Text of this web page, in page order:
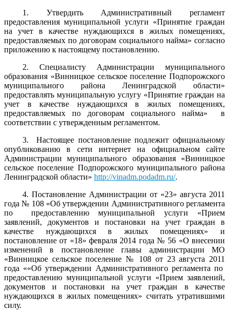
1. Утвердить Административный регламент
предоставления муниципальной услуги «Принятие граждан
на учет в качестве нуждающихся в жилых помещениях,
предоставляемых по договорам социального найма» согласно
приложению к настоящему постановлению.
2. Специалисту Администрации муниципального
образования «Винницкое сельское поселение Подпорожского
муниципального района Ленинградской области»
предоставлять муниципальную услугу «Принятие граждан на
учет в качестве нуждающихся в жилых помещениях,
предоставляемых по договорам социального найма» в
соответствии с утвержденным регламентом.
3. Настоящее постановление подлежит официальному
опубликованию в сети интернет на официальном сайте
Администрации муниципального образования «Винницкое
сельское поселение Подпорожского муниципального района
Ленинградской области» http://vinadm.podadm.ru/.
4. Постановление Администрации от «23» августа 2011
года № 108 «Об утверждении Административного регламента
по предоставлению муниципальной услуги «Прием
заявлений, документов и постановки на учет граждан в
качестве нуждающихся в жилых помещениях» и
постановление от «18» февраля 2014 года № 56 «О внесении
изменений в постановление главы администрации МО
«Винницкое сельское поселение № 108 от 23 августа 2011
года ««Об утверждении Административного регламента по
предоставлению муниципальной услуги «Прием заявлений,
документов и постановки на учет граждан в качестве
нуждающихся в жилых помещениях» считать утратившими
силу.